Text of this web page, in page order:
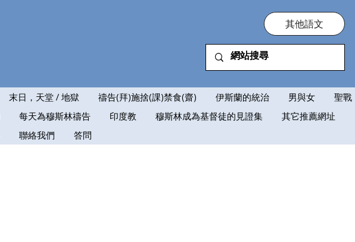
其他語文
末日，天堂 / 地獄 禱告(拜)施捨(課)禁食(齋) 伊斯蘭的統治 男與女
聖戰
每天為穆斯林禱告 印度教 穆斯林成為基督徒的見證集
其它推薦網址
聯絡我們 答問